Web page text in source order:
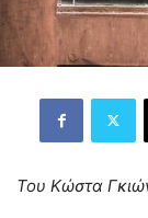
Του Κώστα